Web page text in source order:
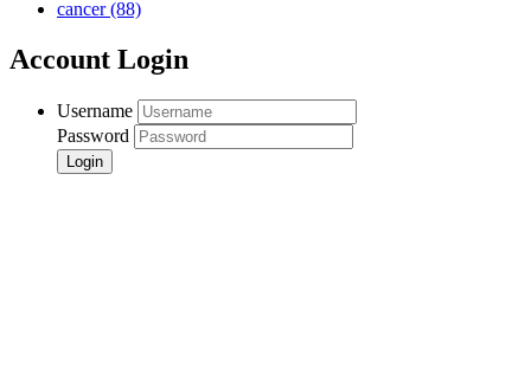
cancer(88)
Account Login
Username
Password